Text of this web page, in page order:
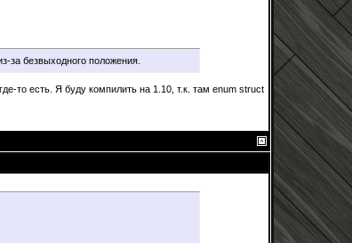
за безвыходного положения.
то есть. Я буду компилить на 1.10, т.к. там enum struct